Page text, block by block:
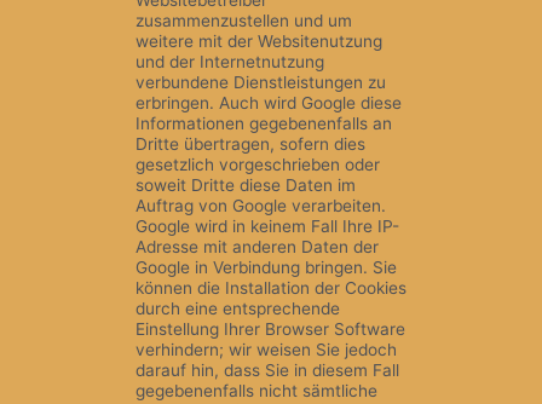
zusammenzustellen und um
weitere mit der Websitenutzung
und der Internetnutzung
verbundene Dienstleistungen zu
erbringen. Auch wird Google diese
Informationen gegebenenfalls an
Dritte übertragen, sofern dies
gesetzlich vorgeschrieben oder
soweit Dritte diese Daten im
Auftrag von Google verarbeiten.
Google wird in keinem Fall Ihre IP-
Adresse mit anderen Daten der
Google in Verbindung bringen. Sie
können die Installation der Cookies
durch eine entsprechende
Einstellung Ihrer Browser Software
verhindern; wir weisen Sie jedoch
darauf hin, dass Sie in diesem Fall
gegebenenfalls nicht sämtliche